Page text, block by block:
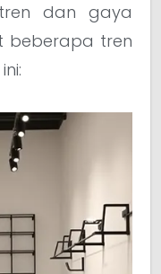
dan gaya
beberapa tren